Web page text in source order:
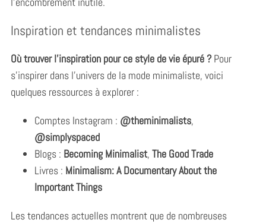
Inspiration et tendances minimalistes
Où trouver l’inspiration pour ce style de vie épuré ?Pour
s’inspirer dans l’univers de la mode minimaliste, voici
quelques ressources à explorer :
Comptes Instagram : @theminimalists,
@simplyspaced
Blogs : Becoming Minimalist, The Good Trade
Livres : Minimalism: A Documentary About the
Important Things
Les tendances actuelles montrent que de nombreuses